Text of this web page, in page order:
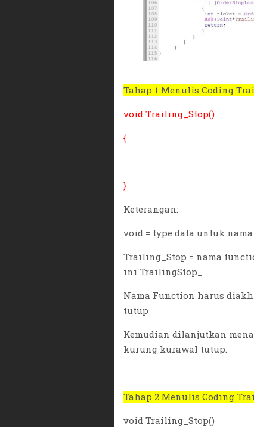
Tahap 1 Menulis Coding
void Trailing_Stop()
{
}
Keterangan:
void = type data untuk
Trailing_Stop = nama
ini TrailingStop_
Nama Function harus
tutup
Kemudian dilanjutkan
kurung kurawal tutup.
Tahap 2 Menulis Coding
void Trailing_Stop()